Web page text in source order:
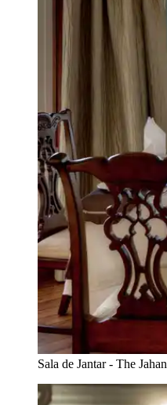
Sala de Jantar - The Jahan